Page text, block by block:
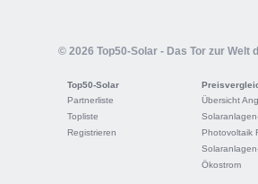
© 2026 Top50-Solar - Das Tor zur Welt
Top50-Solar
Partnerliste
Topliste
Registrieren
Übersicht
Photovoltaik
Ökostrom